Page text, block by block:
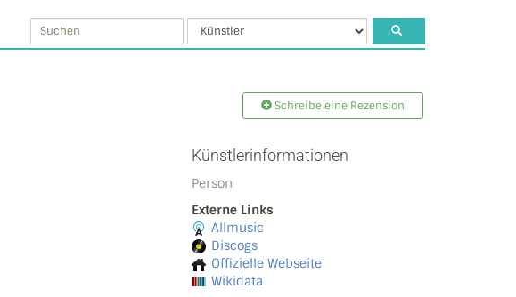
Schreibe eine Rezension
Künstlerinformationen
Person
Externe Links
Allmusic
Discogs
Offizielle Webseite
Wikidata